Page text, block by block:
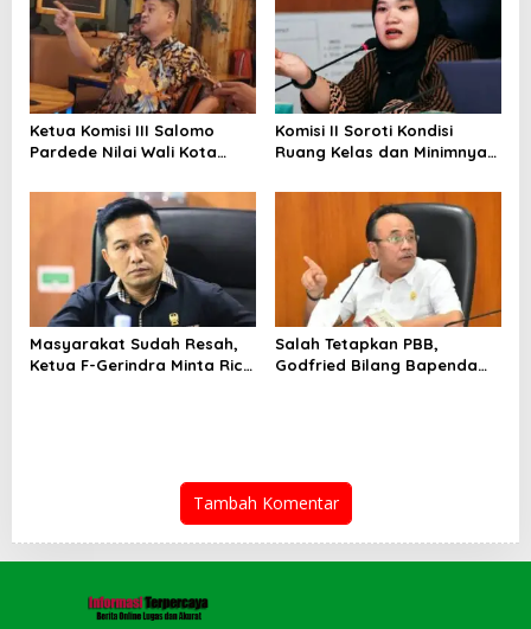
Ketua Komisi III Salomo
Pardede Nilai Wali Kota
Pembangunan Merugi
Setiap Tahun
Komisi II Soroti Kondisi
Ruang Kelas dan Minimnya
SMPN 39 Medan
Masyarakat Sudah Resah,
Ketua F-Gerindra Minta Rico
Salah Tetapkan PBB,
Godfried Bilang Bapenda
Tambah Komentar